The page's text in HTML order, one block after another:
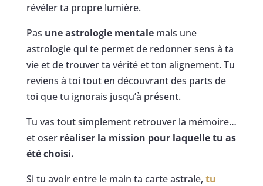
révéler ta propre lumière.
Pas une astrologie mentalemais une
astrologie qui te permet de redonner sens à ta
vie et de trouver ta vérité et ton alignement. Tu
reviens à toi tout en découvrant des parts de
toi que tu ignorais jusqu’à présent.
Tu vas tout simplement retrouver la mémoire…
et oser réaliser la mission pour laquelle tu as
été choisi.
Si tu avoir entre le main ta carte astrale, tu